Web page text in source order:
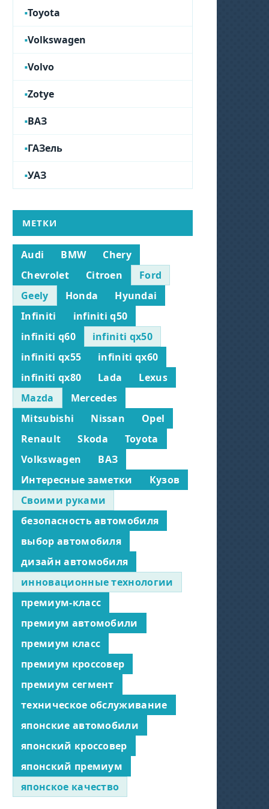
Toyota
Volkswagen
Volvo
Zotye
ВАЗ
ГАЗель
УАЗ
МЕТКИ
Audi BMW
Chery
Chevrolet
Citroen
Ford
Geely
Honda
Hyundai
Infiniti
infiniti q50
infiniti q60
infiniti qx50
infiniti qx55
infiniti qx60
infiniti qx80
Lada
Lexus
Mazda
Mercedes
Mitsubishi
Nissan
Opel
Renault
Skoda
Toyota
Volkswagen
ВАЗ
Интересные заметки
Кузов
Своими руками
безопасность автомобиля
выбор автомобиля
дизайн автомобиля
инновационные технологии
премиум-класс
премиум автомобили
премиум класс
премиум кроссовер
премиум сегмент
техническое обслуживание
японские автомобили
японский кроссовер
японский премиум
японское качество